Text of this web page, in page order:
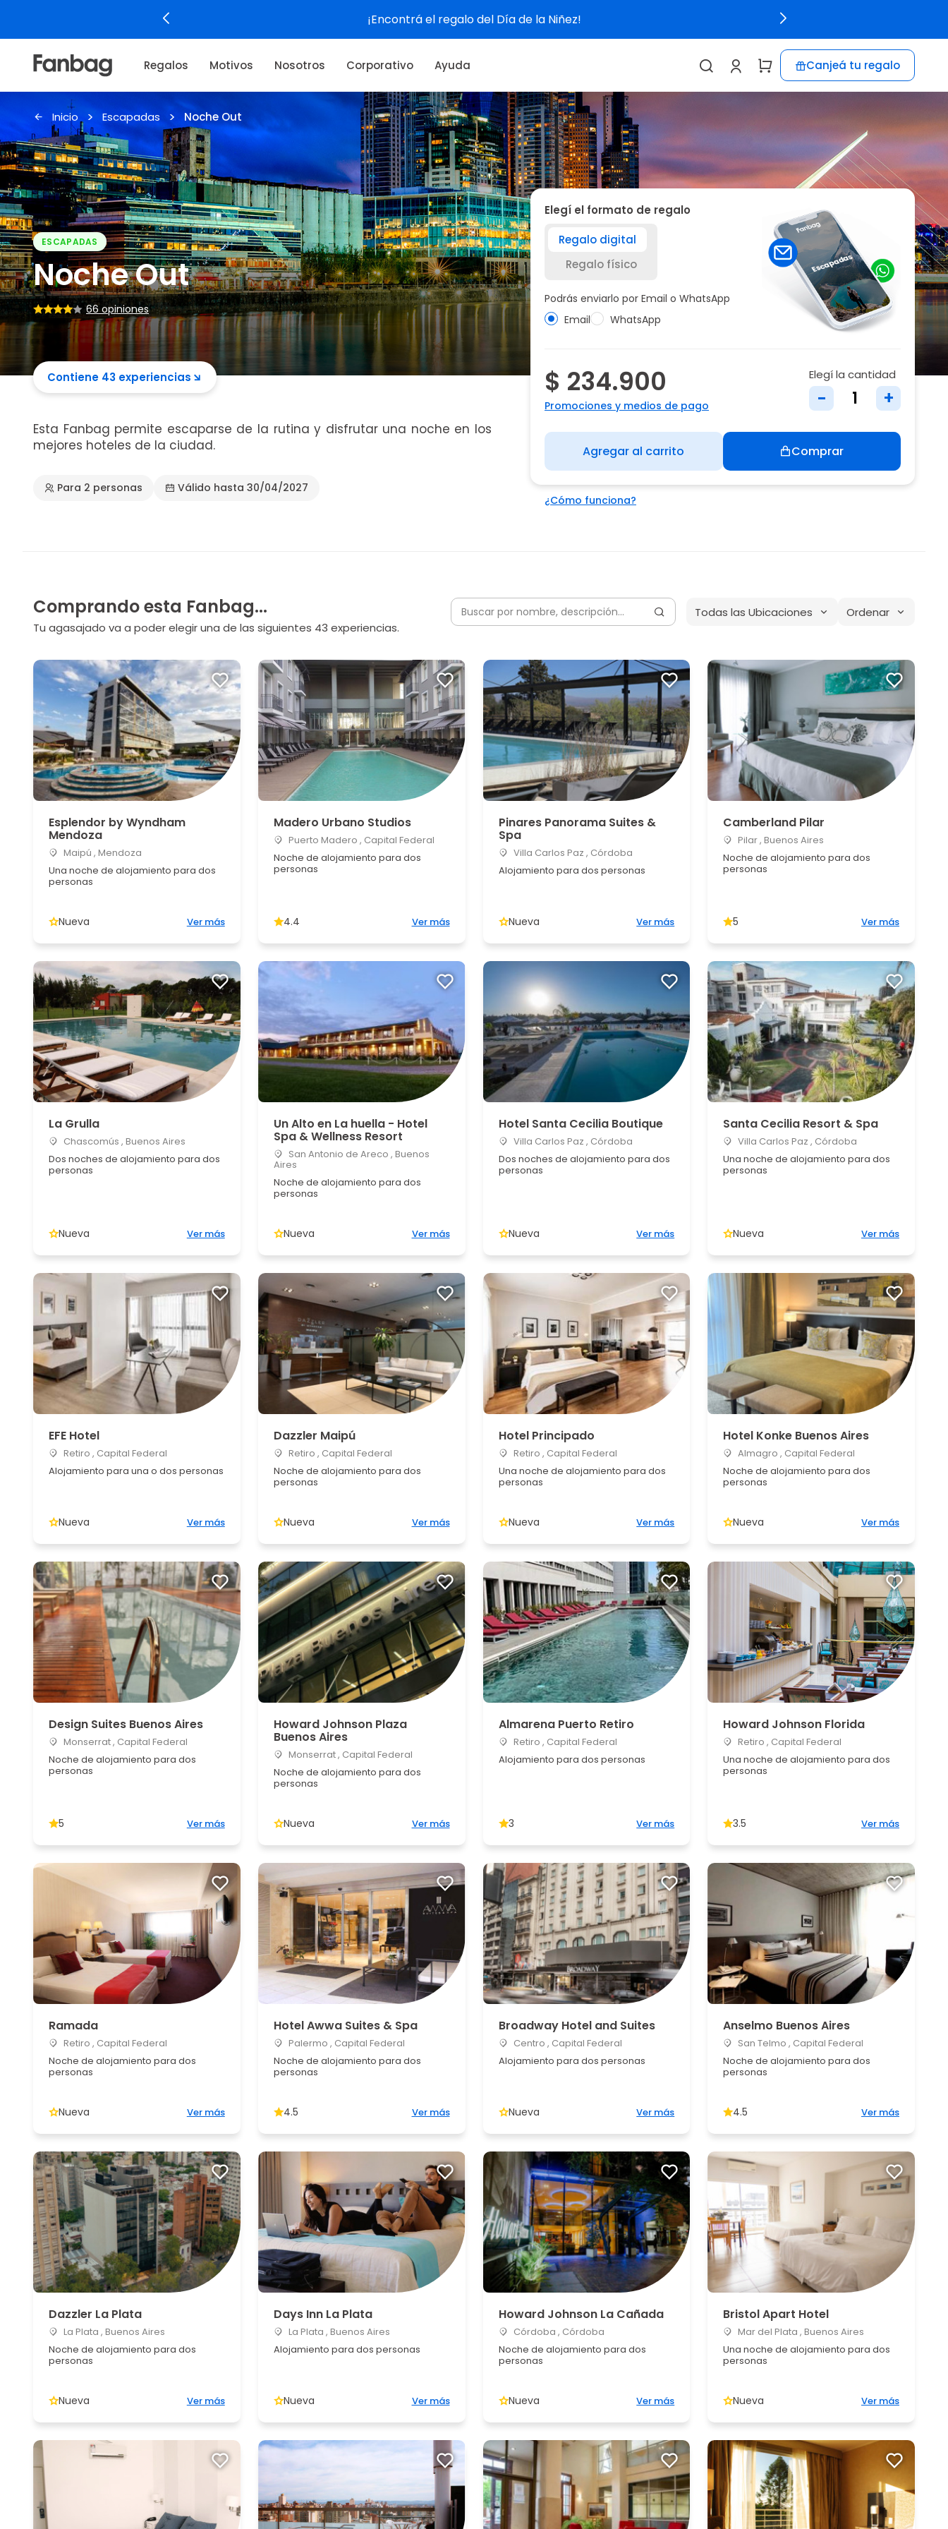
Ver experiencias
Regalos Motivos Nosotros Corporativo Ayuda Canjeá tu regalo
Inicio Escapadas Noche Out
ESCAPADAS
Noche Out
66 opiniones
Contiene 43 experiencias
Esta Fanbag permite escaparse de la rutina y disfrutar una noche en los
mejores hoteles de la ciudad.
Para 2 personas Válido hasta 30/04/2027
Elegí el formato de regalo
Regalo digital
Regalo físico
Podrás enviarlo por Email o WhatsApp
Email
WhatsApp
$ 234.900
Promociones y medios de pago
Elegí la cantidad
- +
Agregar al carrito Comprar
¿Cómo funciona?
Comprando esta Fanbag...
Tu agasajado va a poder elegir una de las siguientes 43 experiencias.
Todas las Ubicaciones Ordenar
Esplendor by Wyndham
Mendoza
Maipú , Mendoza
Una noche de alojamiento para dos
personas
Nueva Ver más
Madero Urbano Studios
Puerto Madero , Capital Federal
Noche de alojamiento para dos
personas
4.4 Ver más
Pinares Panorama Suites &
Spa
Villa Carlos Paz , Córdoba
Alojamiento para dos personas
Nueva Ver más
Camberland Pilar
Pilar , Buenos Aires
Noche de alojamiento para dos
personas
5 Ver más
La Grulla
Chascomús , Buenos Aires
Dos noches de alojamiento para dos
personas
Nueva Ver más
Un Alto en La huella - Hotel
Spa & Wellness Resort
San Antonio de Areco , Buenos
Aires
Noche de alojamiento para dos
personas
Nueva Ver más
Hotel Santa Cecilia Boutique
Villa Carlos Paz , Córdoba
Dos noches de alojamiento para dos
personas
Nueva Ver más
Santa Cecilia Resort & Spa
Villa Carlos Paz , Córdoba
Una noche de alojamiento para dos
personas
Nueva Ver más
EFE Hotel
Retiro , Capital Federal
Alojamiento para una o dos personas
Nueva Ver más
Dazzler Maipú
Retiro , Capital Federal
Noche de alojamiento para dos
personas
Nueva Ver más
Hotel Principado
Retiro , Capital Federal
Una noche de alojamiento para dos
personas
Nueva Ver más
Hotel Konke Buenos Aires
Almagro , Capital Federal
Noche de alojamiento para dos
personas
Nueva Ver más
Design Suites Buenos Aires
Monserrat , Capital Federal
Noche de alojamiento para dos
personas
5 Ver más
Howard Johnson Plaza
Buenos Aires
Monserrat , Capital Federal
Noche de alojamiento para dos
personas
Nueva Ver más
Almarena Puerto Retiro
Retiro , Capital Federal
Alojamiento para dos personas
3 Ver más
Howard Johnson Florida
Retiro , Capital Federal
Una noche de alojamiento para dos
personas
3.5 Ver más
Ramada
Retiro , Capital Federal
Noche de alojamiento para dos
personas
Nueva Ver más
Hotel Awwa Suites & Spa
Palermo , Capital Federal
Noche de alojamiento para dos
personas
4.5 Ver más
Broadway Hotel and Suites
Centro , Capital Federal
Alojamiento para dos personas
Nueva Ver más
Anselmo Buenos Aires
San Telmo , Capital Federal
Noche de alojamiento para dos
personas
4.5 Ver más
Dazzler La Plata
La Plata , Buenos Aires
Noche de alojamiento para dos
personas
Nueva Ver más
Days Inn La Plata
La Plata , Buenos Aires
Alojamiento para dos personas
Nueva Ver más
Howard Johnson La Cañada
Córdoba , Córdoba
Noche de alojamiento para dos
personas
Nueva Ver más
Bristol Apart Hotel
Mar del Plata , Buenos Aires
Una noche de alojamiento para dos
personas
Nueva Ver más